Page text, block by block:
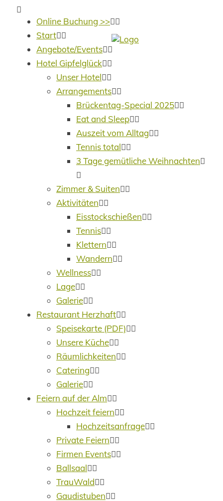
Online Buchung >>
Start
Angebote/Events
Hotel Gipfelglück
Unser Hotel
Arrangements
Brückentag-Special 2025
Eat and Sleep
Auszeit vom Alltag
Tennis total
3 Tage gemütliche Weihnachten
Zimmer & Suiten
Aktivitäten
Eisstockschießen
Tennis
Klettern
Wandern
Wellness
Lage
Galerie
Restaurant Herzhaft
Speisekarte (PDF)
Unsere Küche
Räumlichkeiten
Catering
Galerie
Feiern auf der Alm
Hochzeit feiern
Hochzeitsanfrage
Private Feiern
Firmen Events
Ballsaal
TrauWald
Gaudistuben